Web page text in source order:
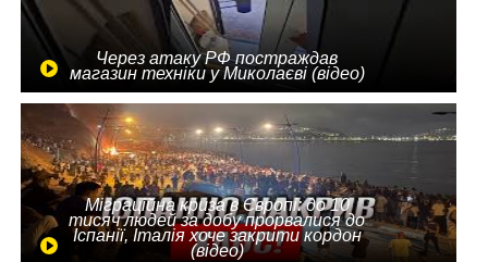
Через атаку РФ постраждав
магазин техніки у Миколаєві (відео)
Міграційна криза в Європі: до 10
тисяч людей за добу прорвалися до
Іспанії, Італія хоче закрити кордон
(відео)